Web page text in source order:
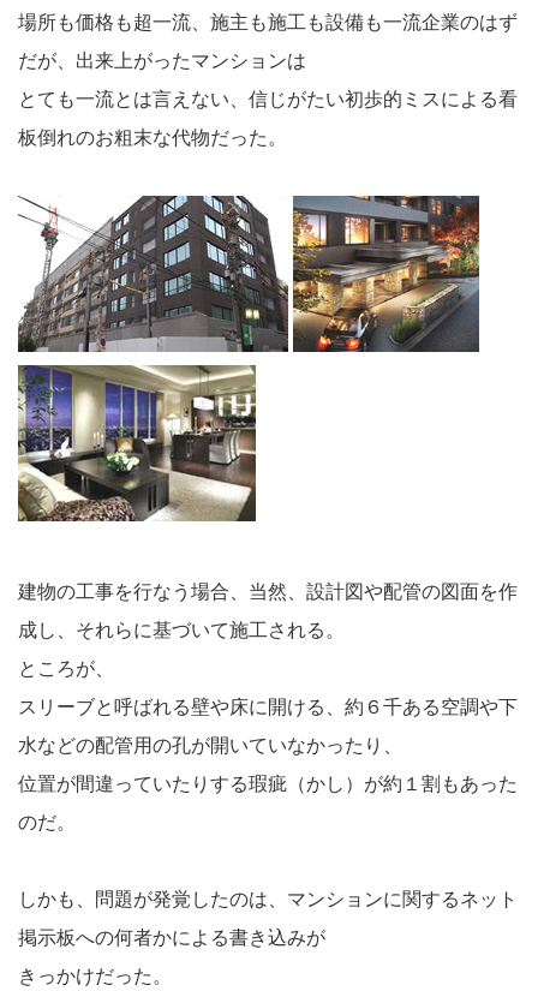
場所も価格も超一流、施主も施工も設備も一流企業のはず
だが、出来上がったマンションは
とても一流とは言えない、信じがたい初歩的ミスによる看
板倒れのお粗末な代物だった。
建物の工事を行なう場合、当然、設計図や配管の図面を作
成し、それらに基づいて施工される。
ところが、
スリーブと呼ばれる壁や床に開ける、約６千ある空調や下
水などの配管用の孔が開いていなかったり、
位置が間違っていたりする瑕疵（かし）が約１割もあった
のだ。
しかも、問題が発覚したのは、マンションに関するネット
掲示板への何者かによる書き込みが
きっかけだった。